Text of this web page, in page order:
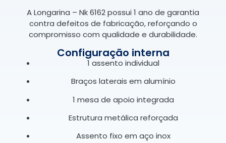
A Longarina – Nk 6162 possui 1 ano de garantia
contra defeitos de fabricação, reforçando o
compromisso com qualidade e durabilidade.
Configuração interna
1 assento individual
Braços laterais em alumínio
1 mesa de apoio integrada
Estrutura metálica reforçada
Assento fixo em aço inox